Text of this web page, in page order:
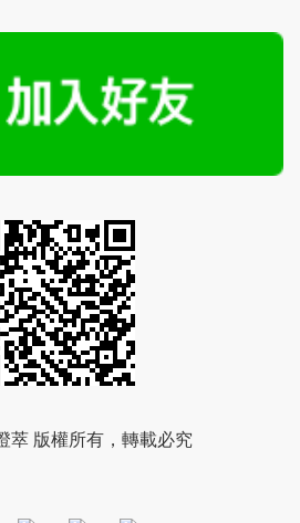
萃 版權所有，轉載必究